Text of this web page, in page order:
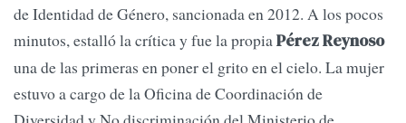
de Identidad de Género, sancionada en 2012. A los pocos
minutos, estalló la crítica y fue la propiaPérez Reynoso
una de las primeras en poner el grito en el cielo. La mujer
estuvo a cargo de la Oficina de Coordinación de